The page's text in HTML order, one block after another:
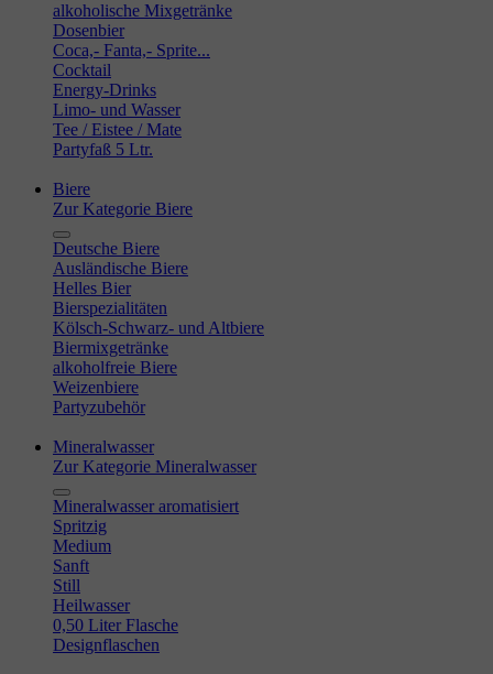
alkoholische Mixgetränke
Dosenbier
Coca,- Fanta,- Sprite...
Cocktail
Energy-Drinks
Limo- und Wasser
Tee / Eistee / Mate
Partyfaß 5 Ltr.
Biere
Zur Kategorie Biere
Deutsche Biere
Ausländische Biere
Helles Bier
Bierspezialitäten
Kölsch-Schwarz- und Altbiere
Biermixgetränke
alkoholfreie Biere
Weizenbiere
Partyzubehör
Mineralwasser
Zur Kategorie Mineralwasser
Mineralwasser aromatisiert
Spritzig
Medium
Sanft
Still
Heilwasser
0,50 Liter Flasche
Designflaschen